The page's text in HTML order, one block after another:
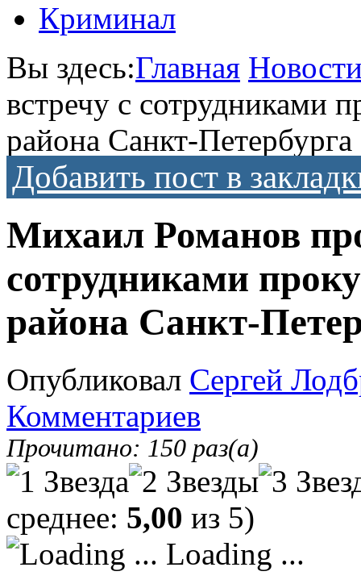
Криминал
Вы здесь:Главная
встречу с сотрудниками
района Санкт-Петербурга
Добавить пост в
Михаил Романов
сотрудниками
района Санкт-
Опубликовал Сергей
Комментариев
Прочитано: 150 раз(а)
среднее: 5,00 из 5)
Loading ...